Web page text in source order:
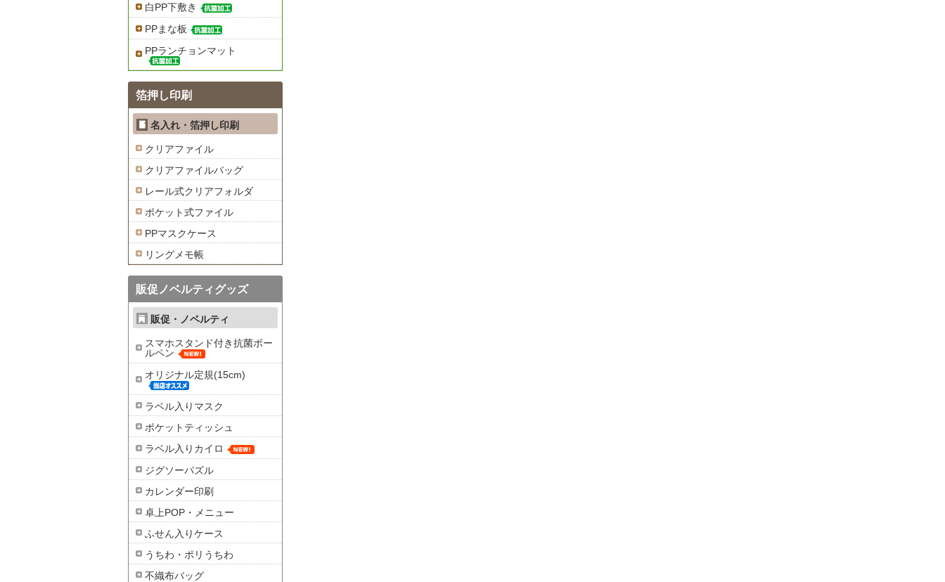
白PP下敷き
PPまな板
PPランチョンマット
箔押し印刷
名入れ・箔押し印刷
クリアファイル
クリアファイルバッグ
レール式クリアフォルダ
ポケット式ファイル
PPマスクケース
リングメモ帳
販促ノベルティグッズ
販促・ノベルティ
スマホスタンド付き抗菌ボー
ルペン
オリジナル定規(15cm)
ラベル入りマスク
ポケットティッシュ
ラベル入りカイロ
ジグソーパズル
カレンダー印刷
卓上POP・メニュー
ふせん入りケース
うちわ・ポリうちわ
不織布バッグ